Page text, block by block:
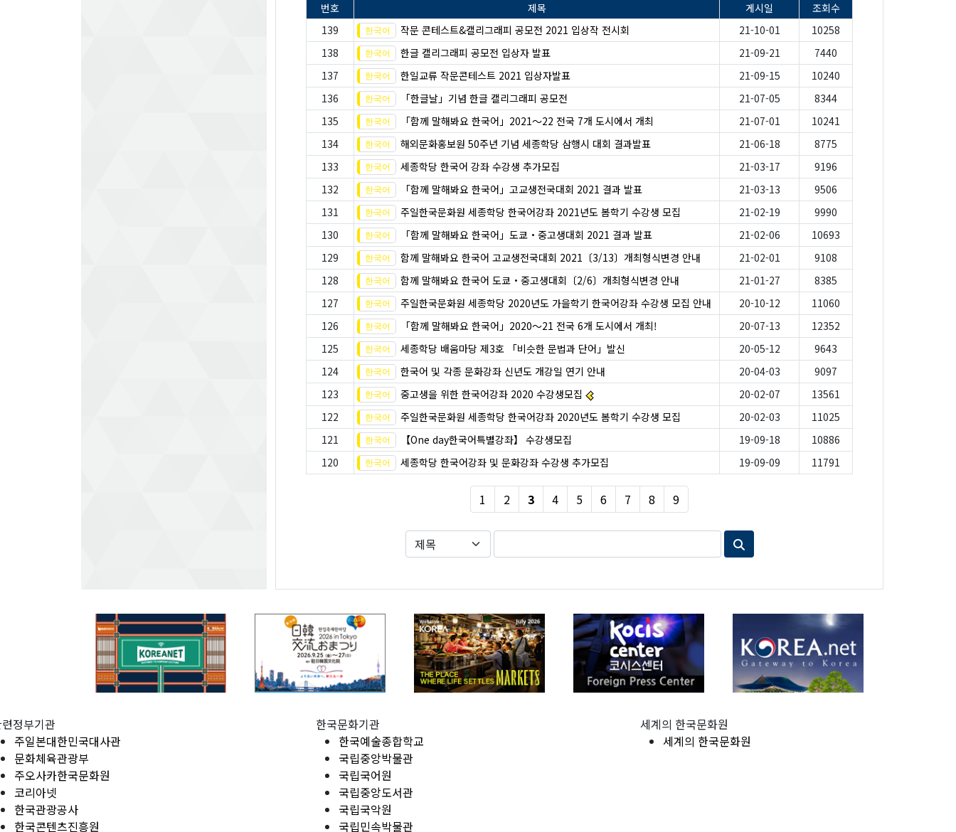
번호 제목 게시일
조회수
139
작문 콘테스트&캘리그래피 공모전 2021 입상작 전시회 21-10-01
10258
138
한글 캘리그래피 공모전 입상자 발표 21-09-21
7440
137
한일교류 작문콘테스트 2021 입상자발표 21-09-15
10240
136
「한글날」기념 한글 캘리그래피 공모전 21-07-05
8344
135
「함께 말해봐요 한국어」2021～22 전국 7개 도시에서 개최 21-07-01
10241
134
해외문화홍보원 50주년 기념 세종학당 삼행시 대회 결과발표 21-06-18
8775
133
세종학당 한국어 강좌 수강생 추가모집 21-03-17
9196
132
「함께 말해봐요 한국어」고교생전국대회 2021 결과 발표 21-03-13
9506
131
주일한국문화원 세종학당 한국어강좌 2021년도 봄학기 수강생 모집 21-02-19
9990
130
「함께 말해봐요 한국어」도쿄・중고생대회 2021 결과 발표 21-02-06
10693
129
함께 말해봐요 한국어 고교생전국대회 2021〔3/13〕개최형식변경 안내 21-02-01
9108
128
함께 말해봐요 한국어 도쿄・중고생대회〔2/6〕개최형식변경 안내 21-01-27
8385
127
주일한국문화원 세종학당 2020년도 가을학기 한국어강좌 수강생 모집 안내 20-10-12
11060
126
「함께 말해봐요 한국어」2020～21 전국 6개 도시에서 개최! 20-07-13
12352
125
세종학당 배움마당 제3호 「비슷한 문법과 단어」발신 20-05-12
9643
124
한국어 및 각종 문화강좌 신년도 개강일 연기 안내 20-04-03
9097
123
중고생을 위한 한국어강좌 2020 수강생모집 20-02-07
13561
122
주일한국문화원 세종학당 한국어강좌 2020년도 봄학기 수강생 모집 20-02-03
11025
121
【One day한국어특별강좌】 수강생모집 19-09-18
10886
120
세종학당 한국어강좌 및 문화강좌 수강생 추가모집 19-09-09 11791
1 2 3 4 5 6 7 8 9
정부기관
주일본대한민국대사관
문화체육관광부
주오사카한국문화원
코리아넷
한국관광공사
한국콘텐츠진흥원
한국문화기관
한국예술종합학교
국립중앙박물관
국립국어원
국립중앙도서관
국립국악원
국립민속박물관
세계의 한국문화원
세계의 한국문화원